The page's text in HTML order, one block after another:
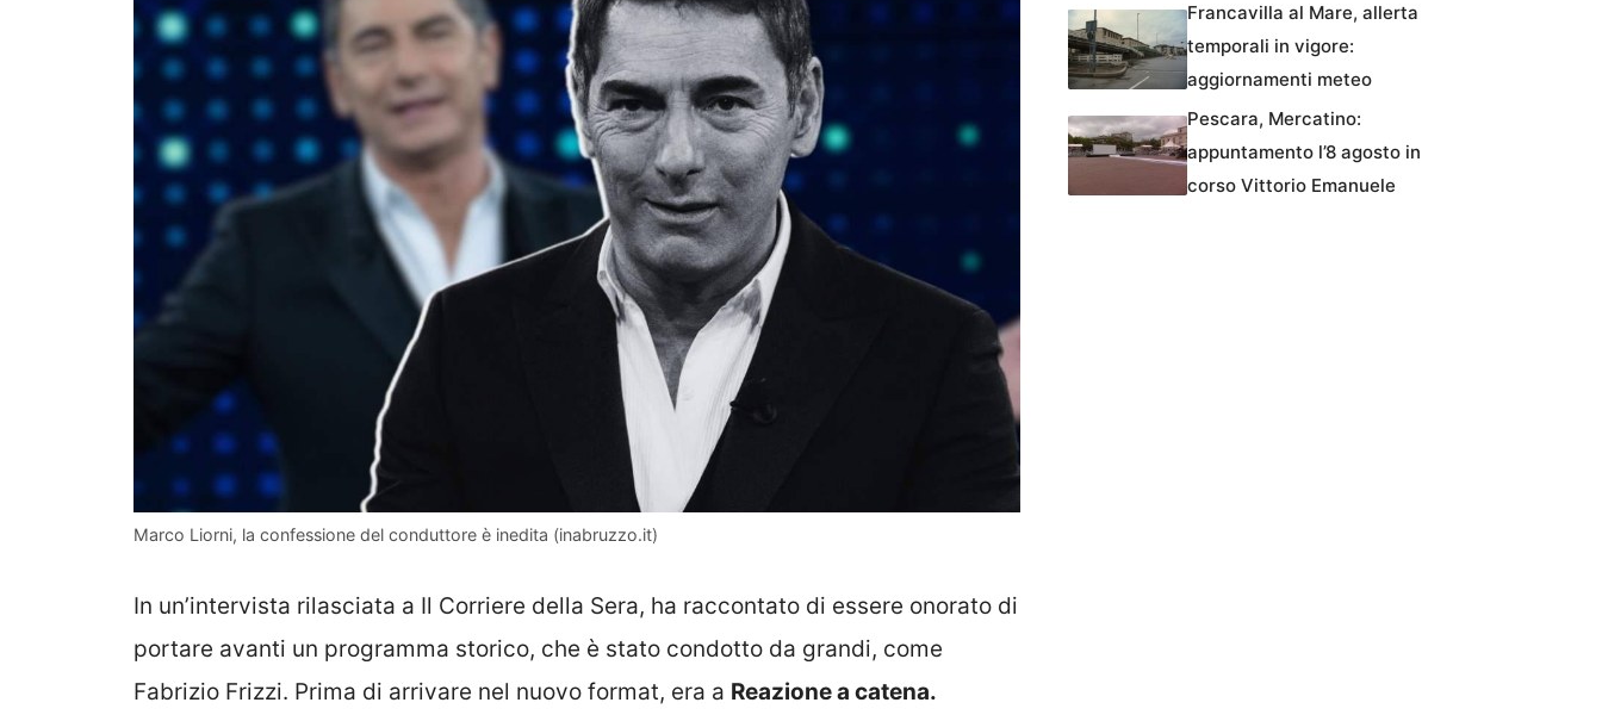
Marco Liorni, la confessione del conduttore è inedita (inabruzzo.it)
In un’intervista rilasciata a Il Corriere della Sera, ha raccontato di essere onorato di
portare avanti un programma storico, che è stato condotto da grandi, come
Fabrizio Frizzi. Prima di arrivare nel nuovo format, era a Reazione a catena.
Francavilla al Mare, allerta
temporali in vigore:
aggiornamenti meteo
Pescara, Mercatino:
appuntamento l’8 agosto in
corso Vittorio Emanuele